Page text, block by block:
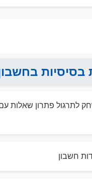
בסיסיות
לתרגול פתרון שאלות
חשבון